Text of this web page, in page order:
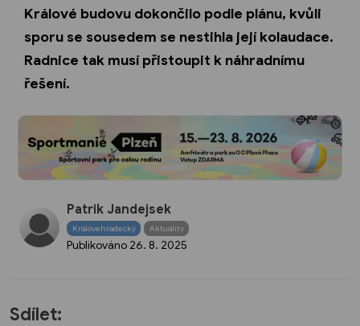
Králové budovu dokončilo podle plánu, kvůli
sporu se sousedem se nestihla její kolaudace.
Radnice tak musí přistoupit k náhradnímu
řešení.
Patrik Jandejsek
Královehradecký Aktuality
Publikováno 26. 8. 2025
Sdílet: